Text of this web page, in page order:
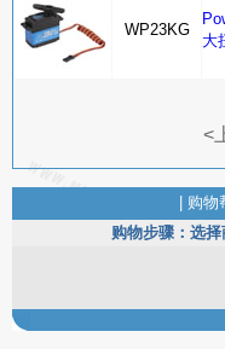
WP23KG
大
<
购物
购物步骤：选